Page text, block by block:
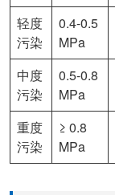
轻度
污染
0.4-0.5
MPa
中度
污染
0.5-0.8
MPa
重度
污染
≥ 0.8
MPa